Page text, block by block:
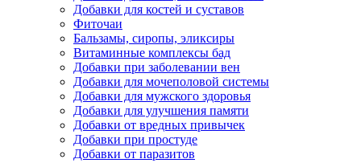
Добавки для костей и суставов
Фиточаи
Бальзамы, сиропы, эликсиры
Витаминные комплексы бад
Добавки при заболевании вен
Добавки для мочеполовой системы
Добавки для мужского здоровья
Добавки для улучшения памяти
Добавки от вредных привычек
Добавки при простуде
Добавки от паразитов